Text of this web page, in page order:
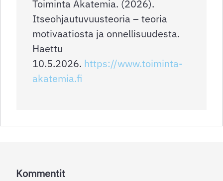
Toiminta Akatemia. (2026).
Itseohjautuvuusteoria – teoria
motivaatiosta ja onnellisuudesta.
Haettu
10.5.2026. https://www.toiminta-
akatemia.fi
Kommentit